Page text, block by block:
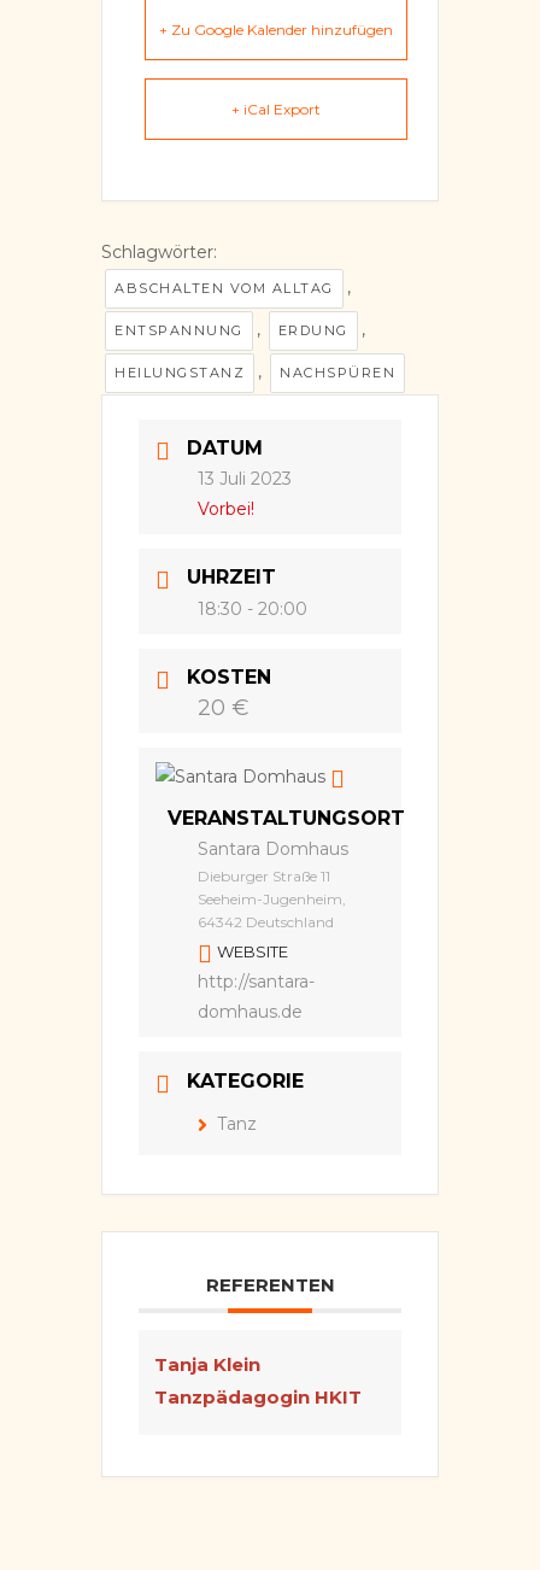
+ Zu Google Kalender hinzufügen
+ iCal Export
Schlagwörter:
ABSCHALTEN VOM ALLTAG ,
ENTSPANNUNG , ERDUNG ,
HEILUNGSTANZ , NACHSPÜREN
DATUM
13 Juli 2023
Vorbei!
UHRZEIT
18:30 - 20:00
KOSTEN
20 €
VERANSTALTUNGSORT
Santara Domhaus
Dieburger Straße 11
Seeheim-Jugenheim,
64342 Deutschland
WEBSITE
http://santara-
domhaus.de
KATEGORIE
Tanz
REFERENTEN
Tanja Klein
Tanzpädagogin HKIT